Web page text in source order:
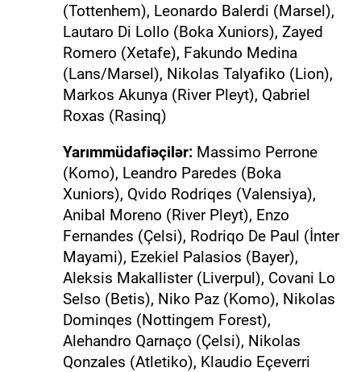
(Tottenhem), Leonardo Balerdi (Marsel),
Lautaro Di Lollo (Boka Xuniors), Zayed
Romero (Xetafe), Fakundo Medina
(Lans/Marsel), Nikolas Talyafiko (Lion),
Markos Akunya (River Pleyt), Qabriel
Roxas (Rasinq)
Yarımmüdafiəçilər:Massimo Perrone
(Komo), Leandro Paredes (Boka
Xuniors), Qvido Rodriqes (Valensiya),
Anibal Moreno (River Pleyt), Enzo
Fernandes (Çelsi), Rodriqo De Paul (İnter
Mayami), Ezekiel Palasios (Bayer),
Aleksis Makallister (Liverpul), Covani Lo
Selso (Betis), Niko Paz (Komo), Nikolas
Dominqes (Nottingem Forest),
Alehandro Qarnaço (Çelsi), Nikolas
Qonzales (Atletiko), Klaudio Eçeverri